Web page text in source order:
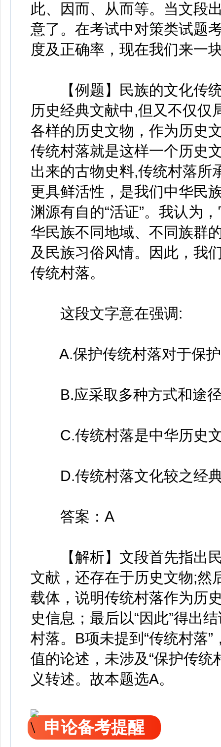
此、因而、从而等。当文段
意了。在考试中对策类试题
度及正确率，现在我们来一
【例题】民族的文化传统
历史经典文献中,但又不仅仅
各样的历史文物，作为历史
传统村落就是这样一个历史
出来的古物史料,传统村落所
更具鲜活性，是我们中华民
渊源有自的“活证”。我认为
华民族不同地域、不同族群
及民族习俗风情。因此，我
传统村落。
这段文字意在强调:
A.保护传统村落对于保护
B.应采取多种方式和途径
C.传统村落是中华历史文
D.传统村落文化较之经典
答案：A
【解析】文段首先指出民
文献，还存在于历史文物;然
载体，说明传统村落作为历
史信息；最后以“因此”得出
村落。B项未提到“传统村落
值的论述，未涉及“保护传统
义转述。故本题选A。
申论备考提醒